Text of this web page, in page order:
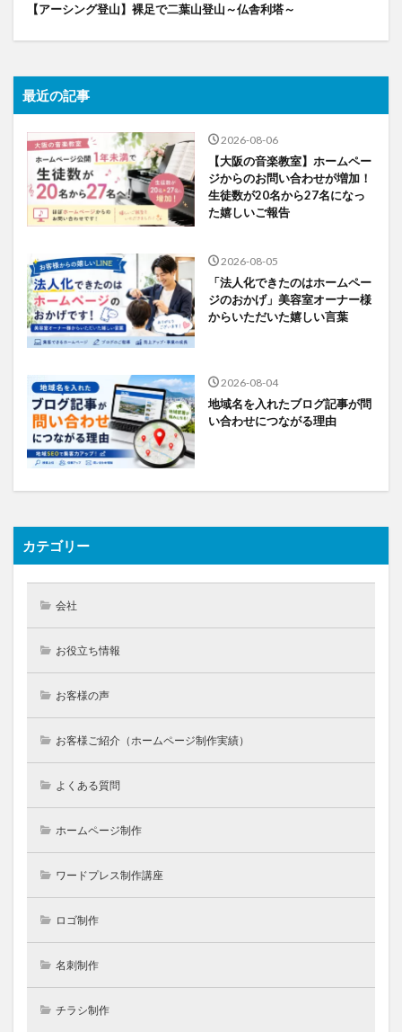
【アーシング登山】裸足で二葉山登山～仏舎利塔～
最近の記事
2026-08-06
【大阪の音楽教室】ホームペー
ジからのお問い合わせが増加！
生徒数が20名から27名になっ
た嬉しいご報告
2026-08-05
「法人化できたのはホームペー
ジのおかげ」美容室オーナー様
からいただいた嬉しい言葉
2026-08-04
地域名を入れたブログ記事が問
い合わせにつながる理由
カテゴリー
会社
お役立ち情報
お客様の声
お客様ご紹介（ホームページ制作実績）
よくある質問
ホームページ制作
ワードプレス制作講座
ロゴ制作
名刺制作
チラシ制作